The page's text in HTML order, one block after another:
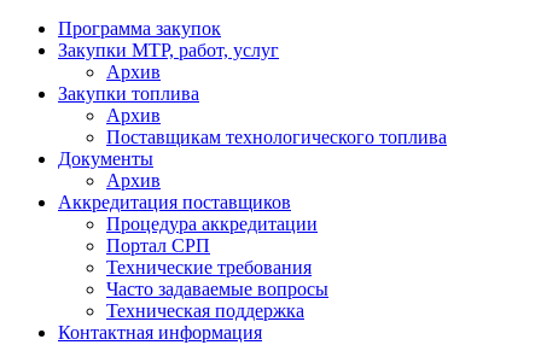
Программа закупок
Закупки МТР, работ, услуг
Архив
Закупки топлива
Архив
Поставщикам технологического топлива
Документы
Архив
Аккредитация поставщиков
Процедура аккредитации
Портал СРП
Технические требования
Часто задаваемые вопросы
Техническая поддержка
Контактная информация